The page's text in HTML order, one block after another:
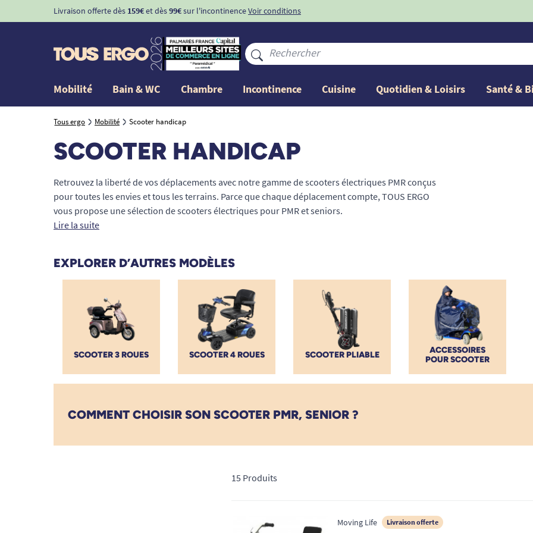
Livraison offerte dès 159€et dès99€sur l'incontinenceVoir conditions
Mobilité Bain & WC Chambre Incontinence Cuisine Quotidien & Loisirs Santé &
Tous ergo Mobilité Scooter handicap
SCOOTER HANDICAP
Retrouvez la liberté de vos déplacements avec notre gamme de scooters électriques PMR conçus
pour toutes les envies et tous les terrains. Parce que chaque déplacement compte, TOUS ERGO
vous propose une sélection de scooters électriques pour PMR et seniors.
lithium performante, profitez d’une autonomie longue distance, idéale pour vos trajets quotidiens
comme vos sorties en extérieur.
Véritables véhicules de liberté, nos scooters associent moteur puissant, pneus pneumatiques
stables, et siège ergonomique réglable pour un confort optimal. Ils sont conçus pour être facile à
utiliser, avec guidon réglable, panier pratique, et entretien simplifié.
Profitez de notre livraison rapide gratuite, de prix clairs et de l’accompagnement de nos experts
fiabilité et le plaisir de conduire reprennent toute leur place dans votre vie.
Lire la suite
EXPLORER D’AUTRES MODÈLES
SCOOTER 3 ROUES SCOOTER 4 ROUES SCOOTER PLIABLE
ACCESSOIRES
POUR SCOOTER
COMMENT CHOISIR SON SCOOTER PMR, SENIOR ?
15 Produits
Moving Life Livraison offerte